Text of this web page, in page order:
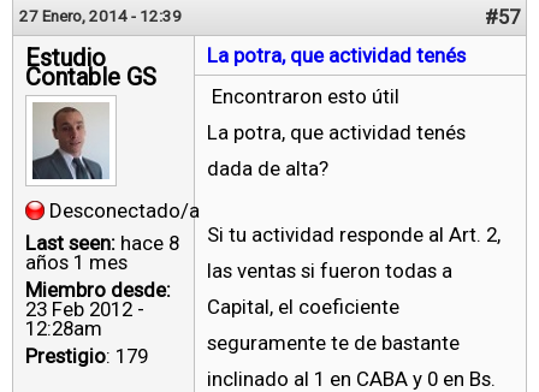
27 Enero, 2014 - 12:39 #57
Estudio
Contable GS
Desconectado/a
Last seen: hace 8
años 1 mes
Miembro desde:
23 Feb 2012 -
12:28am
Prestigio: 179
La potra, que actividad tenés
Encontraron esto útil
La potra, que actividad tenés
dada de alta?
Si tu actividad responde al Art. 2,
las ventas si fueron todas a
Capital, el coeficiente
seguramente te de bastante
inclinado al 1 en CABA y 0 en Bs.